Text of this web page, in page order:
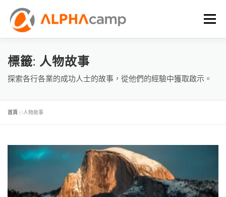
選單
首頁 課程內容
標籤: 人物故事
探索各行各業的成功人士的故事，從他們的經驗中獲取啟示。
首頁 »人物故事